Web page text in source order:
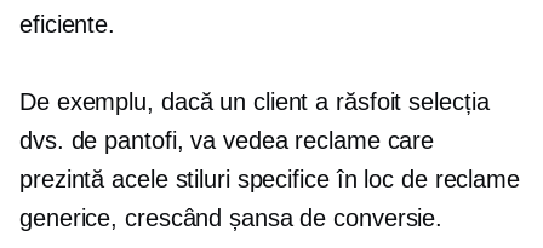
eficiente.
De exemplu, dacă un client a răsfoit selecția
dvs. de pantofi, va vedea reclame care
prezintă acele stiluri specifice în loc de reclame
generice, crescând șansa de conversie.